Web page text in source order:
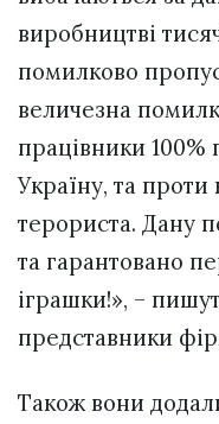
виробництві
помилково
величезна
працівники 100%
Україну, та проти
терориста. Дану
та гарантовано
іграшки!», –
представники
Також вони